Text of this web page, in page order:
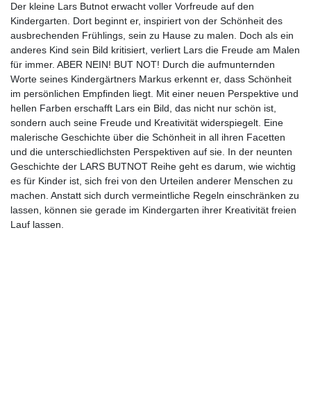
Der kleine Lars Butnot erwacht voller Vorfreude auf den
Kindergarten. Dort beginnt er, inspiriert von der Schönheit des
ausbrechenden Frühlings, sein zu Hause zu malen. Doch als ein
anderes Kind sein Bild kritisiert, verliert Lars die Freude am Malen
für immer. ABER NEIN! BUT NOT! Durch die aufmunternden
Worte seines Kindergärtners Markus erkennt er, dass Schönheit
im persönlichen Empfinden liegt. Mit einer neuen Perspektive und
hellen Farben erschafft Lars ein Bild, das nicht nur schön ist,
sondern auch seine Freude und Kreativität widerspiegelt. Eine
malerische Geschichte über die Schönheit in all ihren Facetten
und die unterschiedlichsten Perspektiven auf sie. In der neunten
Geschichte der LARS BUTNOT Reihe geht es darum, wie wichtig
es für Kinder ist, sich frei von den Urteilen anderer Menschen zu
machen. Anstatt sich durch vermeintliche Regeln einschränken zu
lassen, können sie gerade im Kindergarten ihrer Kreativität freien
Lauf lassen.